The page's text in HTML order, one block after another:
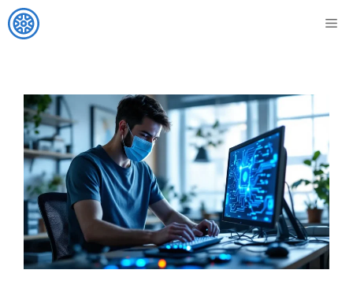
Aller
au